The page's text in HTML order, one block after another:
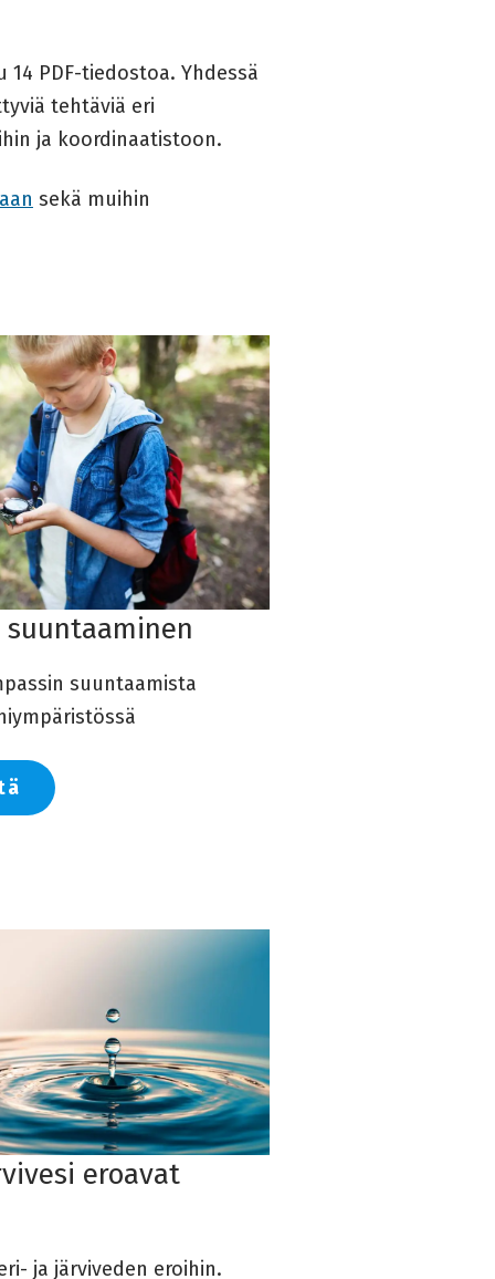
PDF-tiedostoa. Yhdessä
tehtäviä eri
ja koordinaatistoon.
sekä muihin
suuntaaminen
suuntaamista
eroavat
ja järviveden eroihin.